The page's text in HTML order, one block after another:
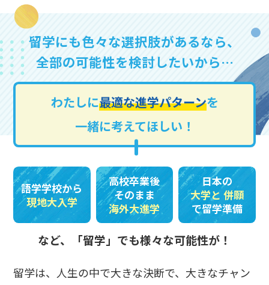
留学にも色々な選択肢があるなら、
全部の可能性を検討したいから…
わたしに最適な進学パターンを
一緒に考えてほしい！
語学学校から
現地大入学
高校卒業後
そのまま
海外大進学
日本の
大学と 併願
で留学準備
など、「留学」でも様々な可能性が！
留学は、人生の中で大きな決断で、大きなチャン